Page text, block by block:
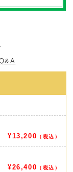
¥13,200
（税込）
¥26,400
（税込）